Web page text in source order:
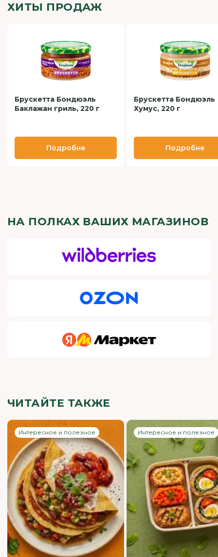
ХИТЫ ПРОДАЖ
Брускетта Бондюэль
Баклажан гриль, 220 г
Подробне
Брускетта Бондюэль
Хумус, 220 г
Подробне
НА ПОЛКАХ ВАШИХ МАГАЗИНОВ
ЧИТАЙТЕ ТАКЖЕ
Интересное и полезное Интересное и полезное